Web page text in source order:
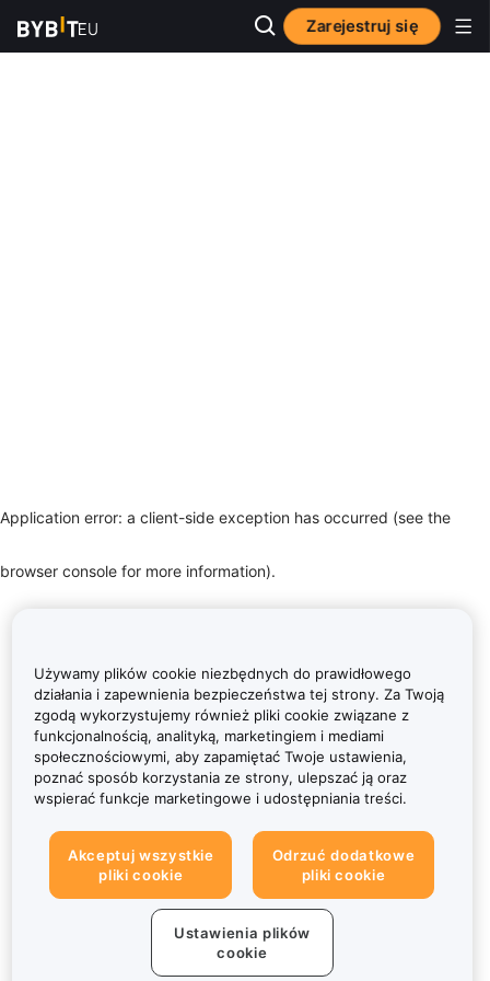
Zarejestruj się
Application error: a client-side exception has occurred (see the
browser console for more information).
Używamy plików cookie niezbędnych do prawidłowego
działania i zapewnienia bezpieczeństwa tej strony. Za Twoją
zgodą wykorzystujemy również pliki cookie związane z
funkcjonalnością, analityką, marketingiem i mediami
społecznościowymi, aby zapamiętać Twoje ustawienia,
poznać sposób korzystania ze strony, ulepszać ją oraz
wspierać funkcje marketingowe i udostępniania treści.
Akceptuj wszystkie
pliki cookie
Odrzuć dodatkowe
pliki cookie
Ustawienia plików
cookie